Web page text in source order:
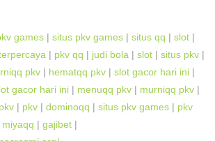
games | situs pkv games | situs qq | slot |
| pkv qq | judi bola | slot | situs pkv |
pkv | hematqq pkv | slot gacor hari ini |
gacor hari ini | menuqq pkv | murniqq pkv |
| pkv | dominoqq | situs pkv games | pkv
miyaqq | gajibet |